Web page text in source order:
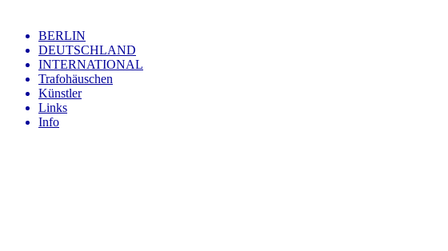
BERLIN
DEUTSCHLAND
INTERNATIONAL
Trafohäuschen
Künstler
Links
Info